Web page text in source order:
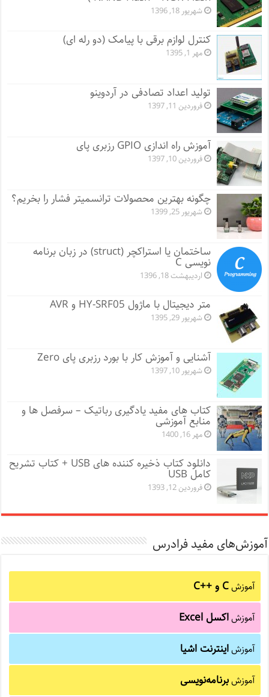
شهریور 18, 1396
کنترل لوازم برقی با پیامک (دو رله ای)
مهر 1, 1395
تولید اعداد تصادفی در آردوینو
فروردین 11, 1397
آموزش راه اندازی GPIO رزبری پای
فروردین 10, 1397
چگونه بهترین محصولات ترانسمیتر فشار را بخریم؟
شهریور 25, 1399
ساختمان یا استراکچر (struct) در زبان برنامه
نویسی C
اردیبهشت 18, 1396
متر دیجیتال با ماژول HY-SRF05 و AVR
شهریور 29, 1395
آشنایی و آموزش کار با بورد رزبری پای Zero
شهریور 10, 1397
کتاب های مفید یادگیری رباتیک – سرفصل ها و
منابع آموزشی
مهر 16, 1400
دانلود کتاب ذخیره کننده های USB + کتاب تشریح
کامل USB
فروردین 12, 1393
آموزش‌های مفید فرادرس
آموزشC و C++‎
آموزشاکسل Excel
آموزشاینترنت اشیا
آموزشبرنامه‌نویسی